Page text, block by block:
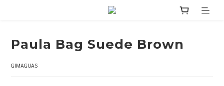
Paula Bag Suede Brown
GIMAGUAS